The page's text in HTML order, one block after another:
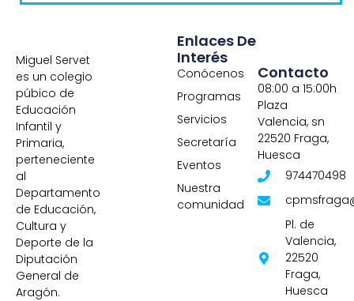
Miguel Servet
es un colegio
púbico de
Educación
Infantil y
Primaria,
perteneciente
al
Departamento
de Educación,
Cultura y
Deporte de la
Diputación
General de
Aragón.
Enlaces De
Interés
Conócenos
Programas
Servicios
Secretaría
Eventos
Nuestra
comunidad
Contacto
08:00 a 15:00h
Plaza
Valencia, sn
22520 Fraga,
Huesca
974470498
Pl. de
Valencia,
22520
Fraga,
Huesca